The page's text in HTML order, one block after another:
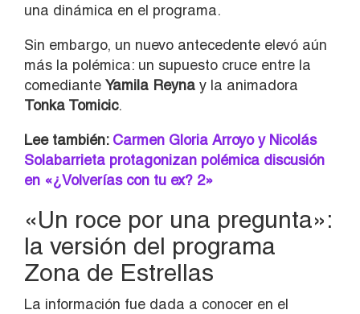
una dinámica en el programa.
Sin embargo, un nuevo antecedente elevó aún
más la polémica: un supuesto cruce entre la
comediante Yamila Reyna y la animadora
Tonka Tomicic.
Lee también: Carmen Gloria Arroyo y Nicolás
Solabarrieta protagonizan polémica discusión
en «¿Volverías con tu ex? 2»
«Un roce por una pregunta»:
la versión del programa
Zona de Estrellas
La información fue dada a conocer en el